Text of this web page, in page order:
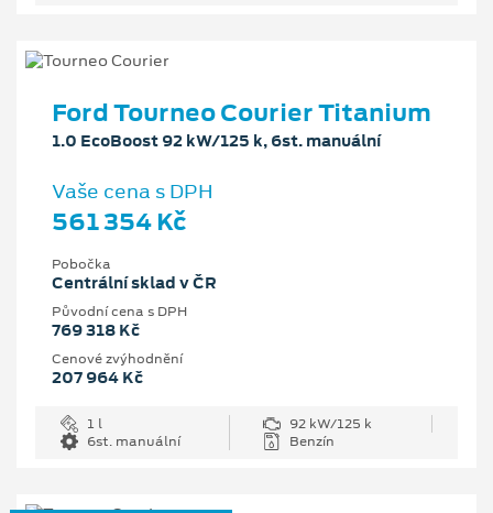
Ford Tourneo Courier Titanium
1.0 EcoBoost 92 kW/125 k, 6st. manuální
Vaše cena s DPH
561 354 Kč
Pobočka
Centrální sklad v ČR
Původní cena s DPH
769 318 Kč
Cenové zvýhodnění
207 964 Kč
1 l
92 kW/125 k
6st. manuální
Benzín